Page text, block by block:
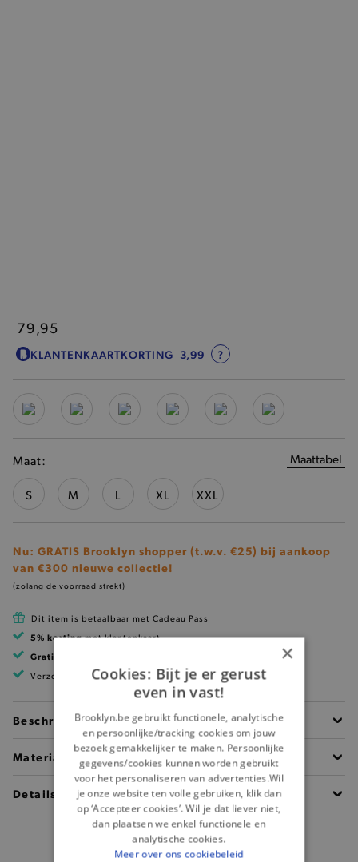
79,95
KLANTENKAARTKORTING 3,99 ?
Maat: Maattabel
S M L XL XXL
Nu: GRATIS Brooklyn shopper (t.w.v. €25) bij aankoop
van €300 nieuwe collectie!
(zolang de voorraad strekt)
Dit item is betaalbaar met Cadeau Pass
5% kortingmet klantenkaart
Gratis verzending
Verzending binnen 1 à 2 werkdagen
Beschrijving
Materiaal
Details
×
Cookies: Bijt je er gerust
even in vast!
Brooklyn.be gebruikt functionele, analytische
en persoonlijke/tracking cookies om jouw
bezoek gemakkelijker te maken. Persoonlijke
gegevens/cookies kunnen worden gebruikt
voor het personaliseren van advertenties.Wil
je onze website ten volle gebruiken, klik dan
op ‘Accepteer cookies’. Wil je dat liever niet,
dan plaatsen we enkel functionele en
analytische cookies.
Meer over ons cookiebeleid